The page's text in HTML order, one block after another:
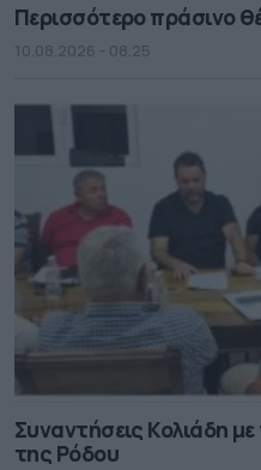
Περισσότερο πράσινο
10.08.2026 - 08.25
Συναντήσεις Κολιάδη
της Ρόδου